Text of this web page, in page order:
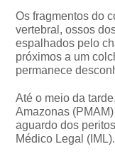
Os fragmentos do
vertebral, ossos
espalhados pelo
próximos a um
permanece
Até o meio da
Amazonas
aguardo dos
Médico Legal (IML).